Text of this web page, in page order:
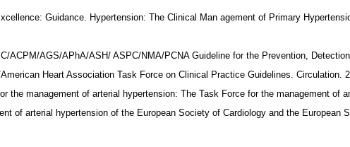
Guidance. Hypertension: The Clinical Man agement of Primary
ACPM/AGS/APhA/ASH/ ASPC/NMA/PCNA Guideline for the Prevention,
Heart Association Task Force on Clinical Practice Guidelines. Circulation.
the management of arterial hypertension: The Task Force for the management of
of arterial hypertension of the European Society of Cardiology and the European